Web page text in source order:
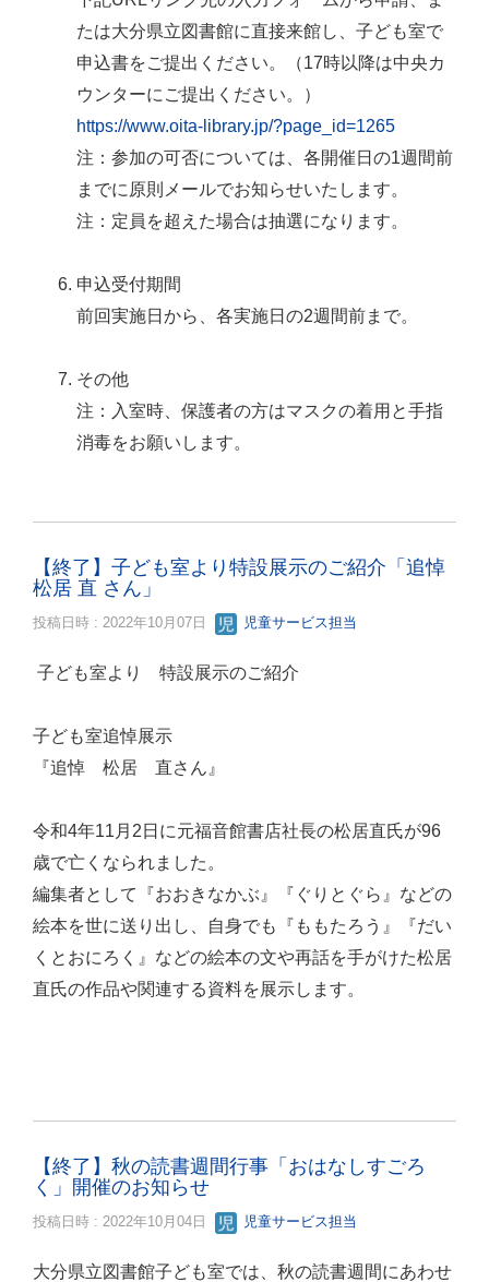
たは大分県立図書館に直接来館し、子ども室で
申込書をご提出ください。（17時以降は中央カ
ウンターにご提出ください。）
https://www.oita-library.jp/?page_id=1265
注：参加の可否については、各開催日の1週間前
までに原則メールでお知らせいたします。
注：定員を超えた場合は抽選になります。
申込受付期間
前回実施日から、各実施日の2週間前まで。
その他
注：入室時、保護者の方はマスクの着用と手指
消毒をお願いします。
【終了】子ども室より特設展示のご紹介「追悼
松居 直 さん」
投稿日時 : 2022年10月07日 児童サービス担当
子ども室より 特設展示のご紹介
子ども室追悼展示
『追悼 松居 直さん』
令和4年11月2日に元福音館書店社長の松居直氏が96
歳で亡くなられました。
編集者として『おおきなかぶ』『ぐりとぐら』などの
絵本を世に送り出し、自身でも『ももたろう』『だい
くとおにろく』などの絵本の文や再話を手がけた松居
直氏の作品や関連する資料を展示します。
【終了】秋の読書週間行事「おはなしすごろ
く」開催のお知らせ
投稿日時 : 2022年10月04日 児童サービス担当
大分県立図書館子ども室では、秋の読書週間にあわせ